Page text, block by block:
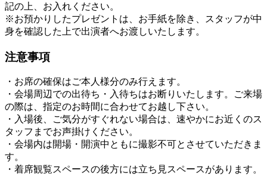
記の上、お入れください。
※お預かりしたプレゼントは、お手紙を除き、スタッフが中
身を確認した上で出演者へお渡しいたします。
注意事項
・お席の確保はご本人様分のみ行えます。
・会場周辺での出待ち・入待ちはお断りいたします。ご来場
の際は、指定のお時間に合わせてお越し下さい。
・入場後、ご気分がすぐれない場合は、速やかにお近くのス
タッフまでお声掛けください。
・会場内は開場・開演中ともに撮影不可とさせていただきま
す。
・着席観覧スペースの後方には立ち見スペースがあります。